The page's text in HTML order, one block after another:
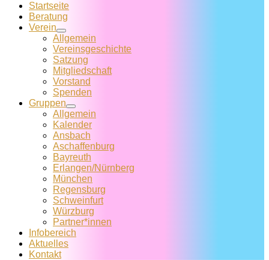
Startseite
Beratung
Verein
Allgemein
Vereins­geschichte
Satzung
Mitglied­schaft
Vorstand
Spenden
Gruppen
Allgemein
Kalender
Ansbach
Aschaffenburg
Bayreuth
Erlangen/Nürnberg
München
Regensburg
Schweinfurt
Würzburg
Partner*innen
Infobereich
Aktuelles
Kontakt